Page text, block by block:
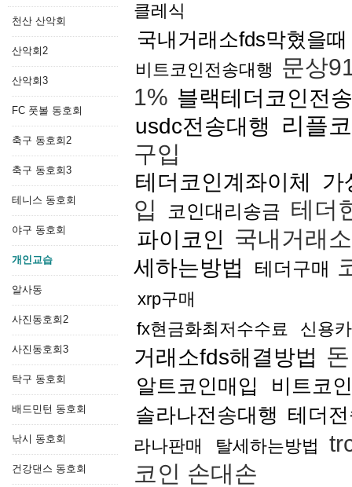
천산 산악회
산악회2
산악회3
FC 풋볼 동호회
축구 동호회2
축구 동호회3
테니스 동호회
야구 동호회
개인교습
알사동
사진동호회2
사진동호회3
탁구 동호회
배드민턴 동호회
낚시 동호회
건강댄스 동호회
클레식
국내거래소fds막혔을때
비트코인전송대행 문상
1% 블랙테더코인전송
usdc전송대행
리플
구입
테더코인계좌이체 가
입 코인대리송금 테더
파이코인 국내거래
세하는방법 테더구매
xrp구매
fx현금화최저수수료
신용
거래소fds해결방법
알트코인매입
비트코
솔라나전송대행 테더
라나판매 탈세하는방법
코인 손대손